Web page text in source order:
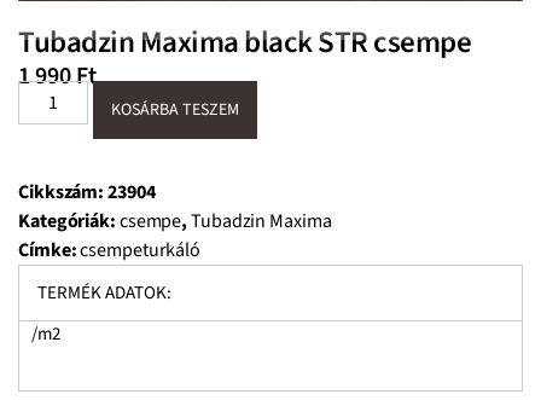
Tubadzin Maxima black STR csempe
1 990Ft
KOSÁRBA TESZEM
Cikkszám:23904
Kategóriák:csempe,Tubadzin Maxima
Címke:csempeturkáló
TERMÉK ADATOK:
/m2